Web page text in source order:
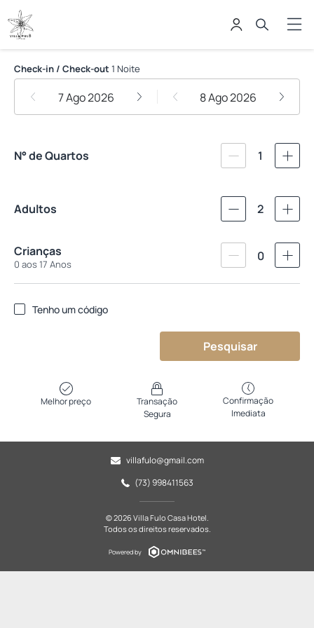
Villa Fulo Casa Hotel
Check-in / Check-out 1 Noite
7 Ago 2026 8 Ago 2026
N° de Quartos 1
Adultos 2
Crianças
0 aos 17 Anos
0
Tenho um código
Pesquisar
Melhor preço
Transação
Segura
Confirmação
Imediata
villafulo@gmail.com
(73) 998411563
© 2026 Villa Fulo Casa Hotel.
Todos os direitos reservados.
Powered by